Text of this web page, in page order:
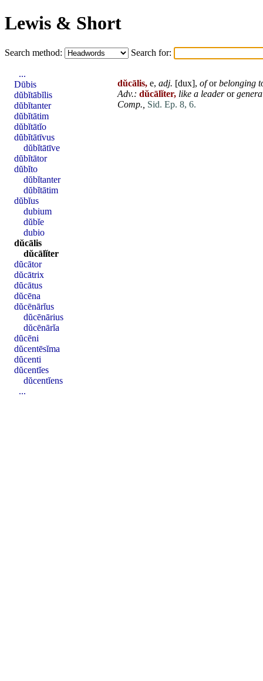
Lewis & Short
Search method: Search for:
dŭcālis, e, adj. [dux], oforbelonging
Adv.: dŭcālĭter, like a leaderor
Comp., Sid. Ep. 8, 6.
...
Dūbis
dŭbĭtābĭlis
dŭbĭtanter
dŭbĭtātim
dŭbĭtātĭo
dŭbĭtātīvus
dŭbĭtātīve
dŭbĭtātor
dŭbĭto
dŭbĭtanter
dŭbĭtātim
dŭbĭus
dubium
dŭbĭe
dubio
dŭcālis
dŭcālĭter
dŭcātor
dŭcātrix
dŭcātus
dŭcēna
dŭcēnārĭus
dŭcēnārius
dŭcēnārĭa
dŭcēni
dŭcentēsĭma
dŭcenti
dŭcentĭes
dŭcentĭens
...